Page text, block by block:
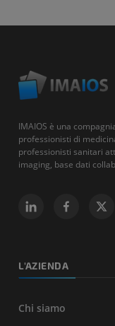
IMAIOS è una
professionisti di
professionisti sanitari
imaging, base dati
L'AZIENDA
Chi siamo